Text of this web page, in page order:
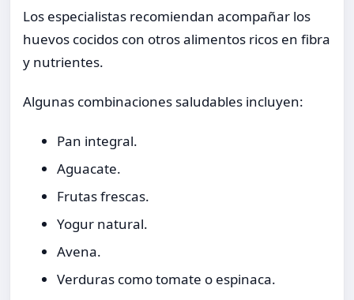
Los especialistas recomiendan acompañar los
huevos cocidos con otros alimentos ricos en fibra
y nutrientes.
Algunas combinaciones saludables incluyen:
Pan integral.
Aguacate.
Frutas frescas.
Yogur natural.
Avena.
Verduras como tomate o espinaca.